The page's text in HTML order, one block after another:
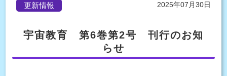
更新情報 2025年07月30日
宇宙教育 第6巻第2号 刊行のお知
らせ